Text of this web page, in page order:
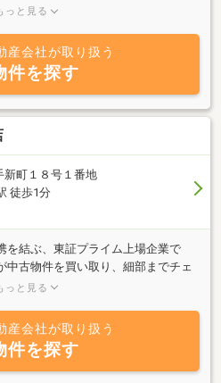
にリフォームしているので、ご購入
っと見る
産会社が取り扱う
件を探す
新町１８号１番地
徒歩1分
を結ぶ、東証プライム上場企業で
中古物件を買い取り、細部までチェ
にリフォームしているので、ご購入
っと見る
産会社が取り扱う
件を探す